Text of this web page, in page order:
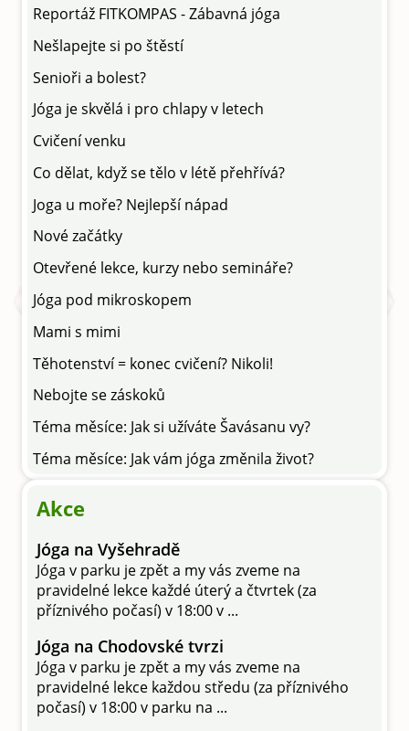
Reportáž FITKOMPAS - Zábavná jóga
Nešlapejte si po štěstí
Senioři a bolest?
Jóga je skvělá i pro chlapy v letech
Cvičení venku
Co dělat, když se tělo v létě přehřívá?
Joga u moře? Nejlepší nápad
Nové začátky
Otevřené lekce, kurzy nebo semináře?
Jóga pod mikroskopem
Mami s mimi
Těhotenství = konec cvičení? Nikoli!
Nebojte se záskoků
Téma měsíce: Jak si užíváte Šavásanu vy?
Téma měsíce: Jak vám jóga změnila život?
Akce
Jóga na Vyšehradě
Jóga v parku je zpět a my vás zveme na
pravidelné lekce každé úterý a čtvrtek (za
příznivého počasí) v 18:00 v ...
Jóga na Chodovské tvrzi
Jóga v parku je zpět a my vás zveme na
pravidelné lekce každou středu (za příznivého
počasí) v 18:00 v parku na ...